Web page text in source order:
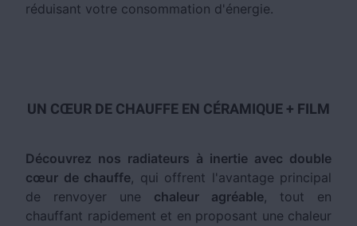
réduisant votre consommation d'énergie.
UN CŒUR DE CHAUFFE EN CÉRAMIQUE + FILM
Découvrez nos radiateurs à inertie avec double
cœur de chauffe, qui offrent l'avantage principal
de renvoyer une chaleur agréable, tout en
chauffant rapidement et en proposant une chaleur